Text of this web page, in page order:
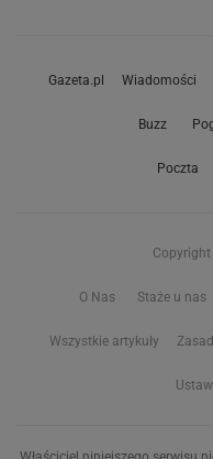
Gazeta.pl Wiadomości
Buzz
Poczta
O Nas Staże u nas
Wszystkie artykuły